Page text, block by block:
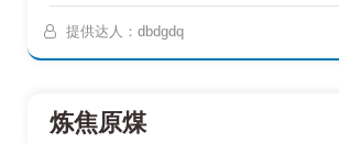
提供达人：dbdgdq
炼焦原煤